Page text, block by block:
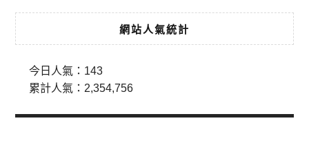
網站人氣統計
今日人氣： 143
累計人氣： 2,354,756